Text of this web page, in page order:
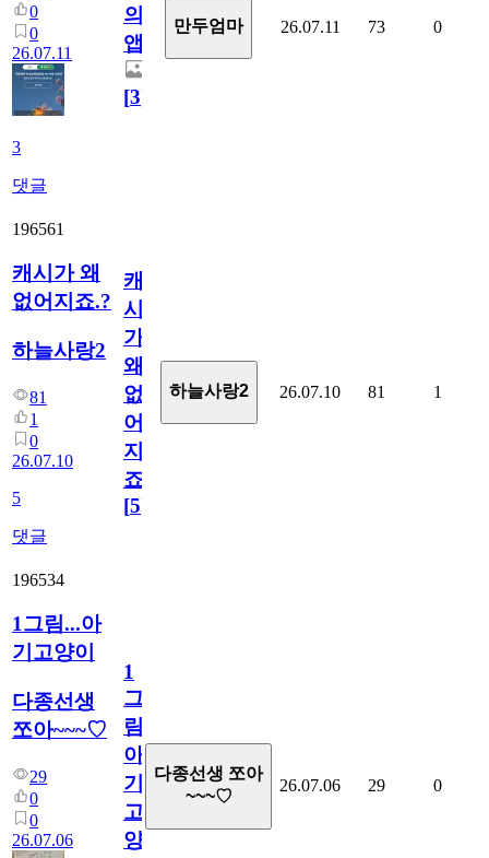
0
0
26.07.11
3
댓글
의
앱.
[3]
만두엄마 26.07.11 73 0
196561
캐시가 왜
없어지죠.?
하늘사랑2
81
1
0
26.07.10
5
댓글
캐
시
가
왜
없
어
지
죠.?
[5]
하늘사랑2 26.07.10 81 1
196534
1그림...아
기고양이
다종선생
쪼아~~~♡
29
0
0
26.07.06
1
그
림...
아
기
고
양
다종선생 쪼아
~~~♡
26.07.06 29 0